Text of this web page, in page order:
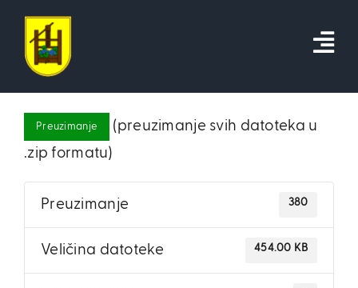
content
Preuzimanje
(preuzimanje svih datoteka u
.zip formatu)
Preuzimanje 380
Veličina datoteke 454.00 KB